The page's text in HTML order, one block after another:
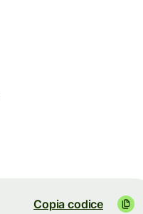
Copia codice